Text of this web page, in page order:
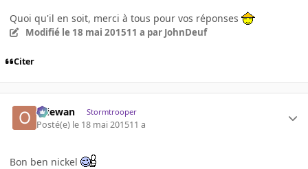
Quoi qu'il en soit, merci à tous pour vos réponses
Modifié le 18 mai 201511 a par JohnDeuf
Citer
Oliewan Stormtrooper
Posté(e) le 18 mai 201511 a
Bon ben nickel